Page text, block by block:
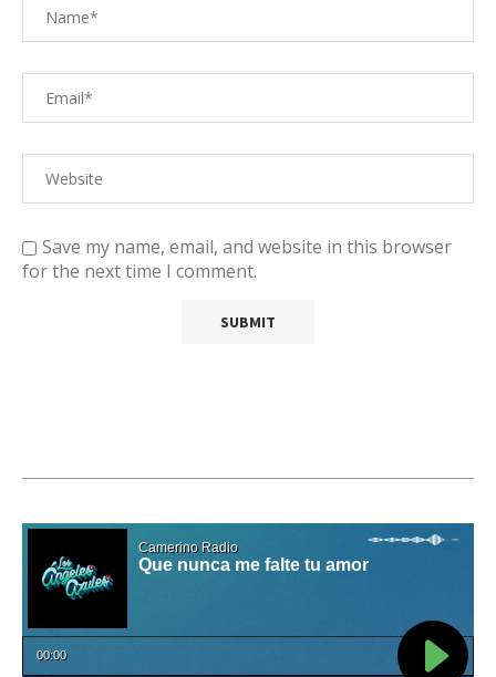
Save my name, email, and website in this browser
for the next time I comment.